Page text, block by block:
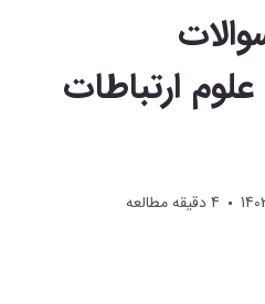
ارتباطات اجتماعی 1404
ارتباطات
4دقیقه مطالعه